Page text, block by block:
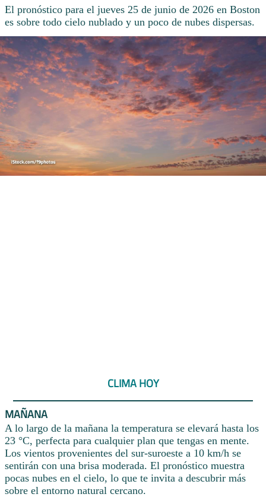
El pronóstico para el jueves 25 de junio de 2026 en Boston
es sobre todo cielo nublado y un poco de nubes dispersas.
CLIMA HOY
MAÑANA
A lo largo de la mañana la temperatura se elevará hasta los
23 °C, perfecta para cualquier plan que tengas en mente.
Los vientos provenientes del sur-suroeste a 10 km/h se
sentirán con una brisa moderada. El pronóstico muestra
pocas nubes en el cielo, lo que te invita a descubrir más
sobre el entorno natural cercano.